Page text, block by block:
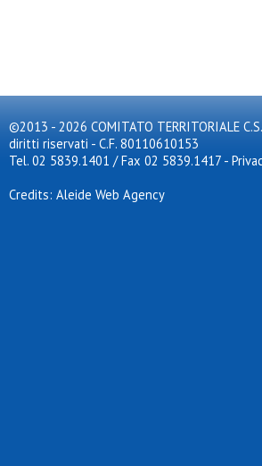
©2013 - 2026 COMITATO TERRITORIALE
diritti riservati - C.F. 80110610153
Tel. 02 5839.1401 / Fax 02 5839.1417 -
Credits: Aleide Web Agency